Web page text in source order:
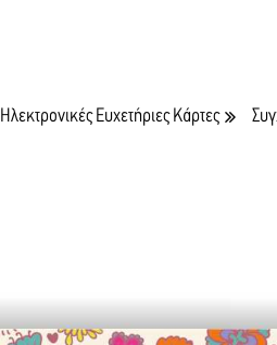
Ηλεκτρονικές Ευχετήριες Κάρτες